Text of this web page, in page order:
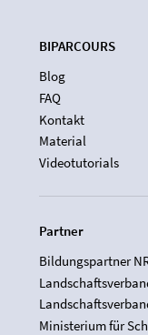
BIPARCOURS
Blog
FAQ
Kontakt
Material
Videotutorials
Partner
Bildungspartner
Ministerium für